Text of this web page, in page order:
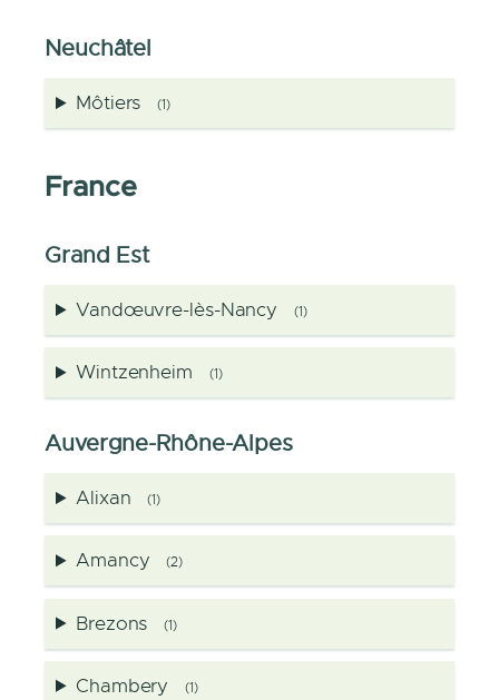
Neuchâtel
Môtiers (1)
France
Grand Est
Vandœuvre-lès-Nancy (1)
Wintzenheim (1)
Auvergne-Rhône-Alpes
Alixan (1)
Amancy (2)
Brezons (1)
Chambery (1)